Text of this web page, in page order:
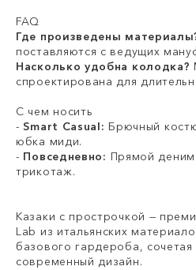
FAQ
Где произведены
поставляются с ведущих
Насколько удобна колодка?
спроектирована для
С чем носить
-Smart Casual: Брючный
юбка миди.
- Повседневно: Прямой
трикотаж.
Казаки с прострочкой —
Lab из итальянских
базового гардероба, сочетая
современный дизайн.